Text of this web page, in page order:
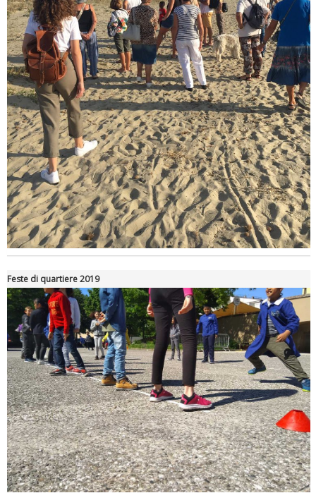
Tiziano Pesce a Radio InBlu2000 traccia il bilancio della stagione
Ddl Lobby, Uisp: “Il Parlamento valorizzi le nostre specificità"
Feste di quartiere 2019